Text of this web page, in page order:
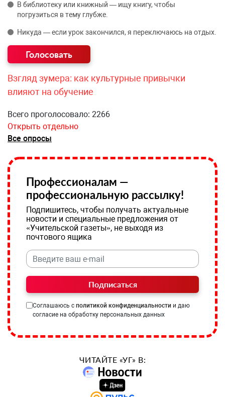
В библиотеку или книжный — ищу книгу, чтобы
погрузиться в тему глубже.
Никуда — если урок закончился, я переключаюсь на отдых.
Взгляд зумера: как культурные привычки
влияют на обучение
Всего проголосовало: 2266
Открыть отдельно
Все опросы
Профессионалам —
профессиональную рассылку!
Подпишитесь, чтобы получать актуальные
новости и специальные предложения от
«Учительской газеты», не выходя из
почтового ящика
Подписаться
Соглашаюсь с политикой конфиденциальности и даю
согласие на обработку персональных данных
ЧИТАЙТЕ «УГ» В: